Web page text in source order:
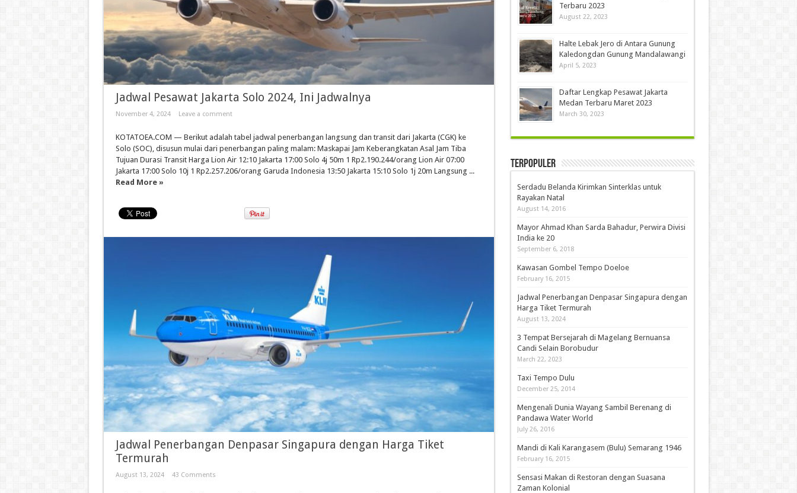
Jadwal Pesawat Jakarta Solo 2024, Ini Jadwalnya
November 4, 2024 Leave a comment
KOTATOEA.COM — Berikut adalah tabel jadwal penerbangan langsung dan transit dari Jakarta (CGK) ke
Solo (SOC), disusun mulai dari penerbangan paling malam: Maskapai Jam Keberangkatan Asal Jam Tiba
Tujuan Durasi Transit Harga Lion Air 12:10 Jakarta 17:00 Solo 4j 50m 1 Rp2.190.244/orang Lion Air 07:00
Jakarta 17:00 Solo 10j 1 Rp2.257.206/orang Garuda Indonesia 13:50 Jakarta 15:10 Solo 1j 20m Langsung ...
Read More »
Jadwal Penerbangan Denpasar Singapura dengan Harga Tiket
Termurah
August 13, 2024 43 Comments
Terbaru 2023
August 22, 2023
Halte Lebak Jero di Antara Gunung
Kaledongdan Gunung Mandalawangi
April 5, 2023
Daftar Lengkap Pesawat Jakarta
Medan Terbaru Maret 2023
March 30, 2023
Terpopuler
Serdadu Belanda Kirimkan Sinterklas untuk
Rayakan Natal
August 14, 2016
Mayor Ahmad Khan Sarda Bahadur, Perwira Divisi
India ke 20
September 6, 2018
Kawasan Gombel Tempo Doeloe
February 16, 2015
Jadwal Penerbangan Denpasar Singapura dengan
Harga Tiket Termurah
August 13, 2024
3 Tempat Bersejarah di Magelang Bernuansa
Candi Selain Borobudur
March 22, 2023
Taxi Tempo Dulu
December 25, 2014
Mengenali Dunia Wayang Sambil Berenang di
Pandawa Water World
July 26, 2016
Mandi di Kali Karangasem (Bulu) Semarang 1946
February 16, 2015
Sensasi Makan di Restoran dengan Suasana
Zaman Kolonial